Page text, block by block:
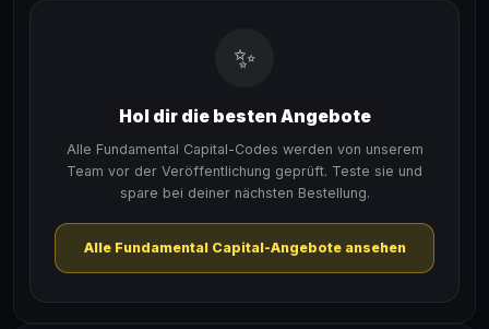
✨
Hol dir die besten Angebote
Alle Fundamental Capital-Codes werden von unserem
Team vor der Veröffentlichung geprüft. Teste sie und
spare bei deiner nächsten Bestellung.
Alle Fundamental Capital-Angebote ansehen